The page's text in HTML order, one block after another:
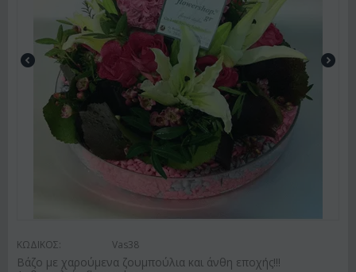
ΚΩΔΙΚΟΣ: Vas38
Βάζο με χαρούμενα ζουμπούλια και άνθη εποχής!!!